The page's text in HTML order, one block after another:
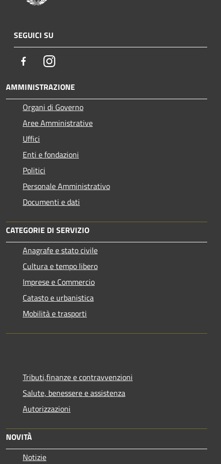
SEGUICI SU
FacebookInstagram
AMMINISTRAZIONE
Organi di Governo
Aree Amministrative
Uffici
Enti e fondazioni
Politici
Personale Amministrativo
Documenti e dati
CATEGORIE DI SERVIZIO
Anagrafe e stato civile
Cultura e tempo libero
Imprese e Commercio
Catasto e urbanistica
Mobilità e trasporti
Tributi,finanze e contravvenzioni
Salute, benessere e assistenza
Autorizzazioni
NOVITÀ
Notizie